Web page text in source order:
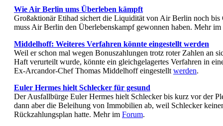
Wie Air Berlin ums Überleben kämpft
Großaktionär Etihad sichert die Liquidität von Air Berlin noch bis
muss Air Berlin den Überlebenskampf gewonnen haben. Mehr im
Middelhoff: Weiteres Verfahren könnte eingestellt werden
Weil er schon mal wegen Bonuszahlungen trotz roter Zahlen an
Haft verurteilt wurde, könnte ein gleichgelagertes Verfahren in
Ex-Arcandor-Chef Thomas Middelhoff eingestellt werden.
Euler Hermes hielt Schlecker für gesund
Der Ausfallbürge Euler Hermes hielt Schlecker bis kurz vor der
dann aber die Beleihung von Immobilien ab, weil Schlecker
Rückzahlungsplan hatte. Mehr im Forum.